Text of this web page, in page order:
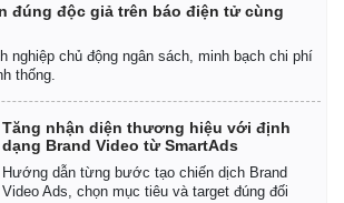
đúng độc giả trên báo điện tử cùng
nghiệp chủ động ngân sách, minh bạch chi phí
thống.
Tăng nhận diện thương hiệu với định
dạng Brand Video từ SmartAds
Hướng dẫn từng bước tạo chiến dịch Brand
Video Ads, chọn mục tiêu và target đúng đối